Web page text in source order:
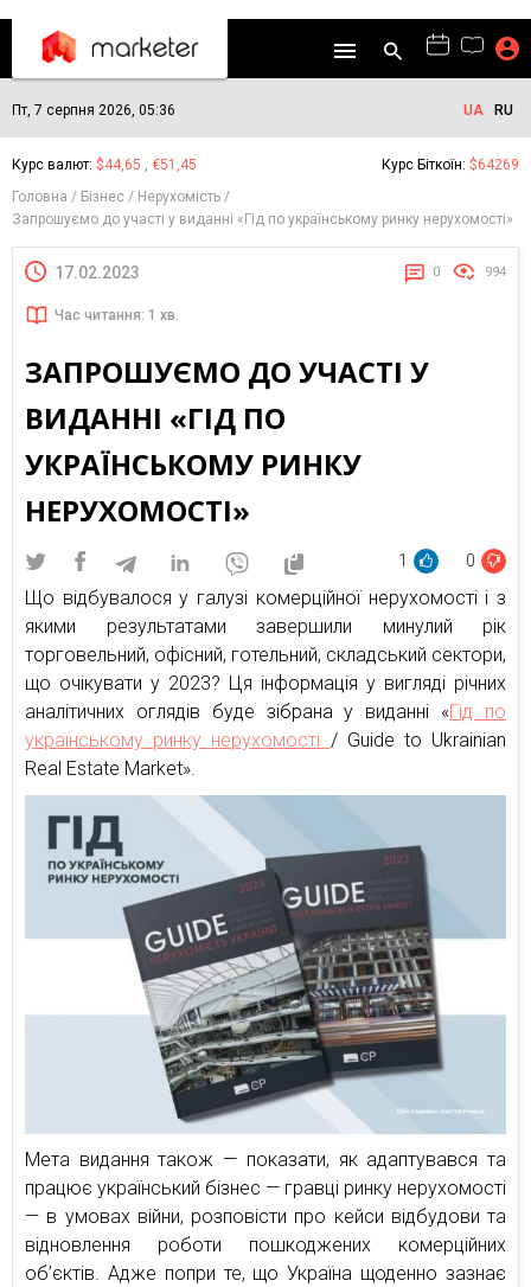
Пт, 7 серпня 2026, 05:36 UA RU
Курс валют: $44,65 , €51,45 Курс Біткоїн: $64269
Головна
Бізнес
Нерухомість
Запрошуємо до участі у виданні «Гід по українському ринку нерухомості»
17.02.2023 0 994
Час читання: 1 хв.
ЗАПРОШУЄМО ДО УЧАСТІ У
ВИДАННІ «ГІД ПО
УКРАЇНСЬКОМУ РИНКУ
НЕРУХОМОСТІ»
1 0
Що відбувалося у галузі комерційної нерухомості і з
якими результатами завершили минулий рік
торговельний, офісний, готельний, складський сектори,
що очікувати у 2023? Ця інформація у вигляді річних
аналітичних оглядів буде зібрана у виданні «Гід по
українському ринку нерухомості / Guide to Ukrainian
Real Estate Market».
Мета видання також — показати, як адаптувався та
працює український бізнес — гравці ринку нерухомості
— в умовах війни, розповісти про кейси відбудови та
відновлення роботи пошкоджених комерційних
об’єктів. Адже попри те, що Україна щоденно зазнає